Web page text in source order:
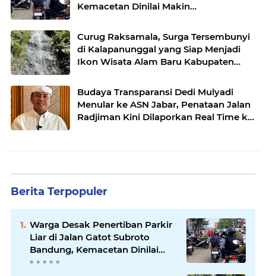
Kemacetan Dinilai Makin
Curug Raksamala, Surga Tersembunyi
di Kalapanunggal yang Siap Menjadi
Ikon Wisata Alam Baru Kabupaten
Budaya Transparansi Dedi Mulyadi
Menular ke ASN Jabar, Penataan Jalan
Radjiman Kini Dilaporkan Real Time ke
Berita Terpopuler
Warga Desak Penertiban Parkir
Liar di Jalan Gatot Subroto
Bandung, Kemacetan Dinilai
Makin Mengkhawatirkan